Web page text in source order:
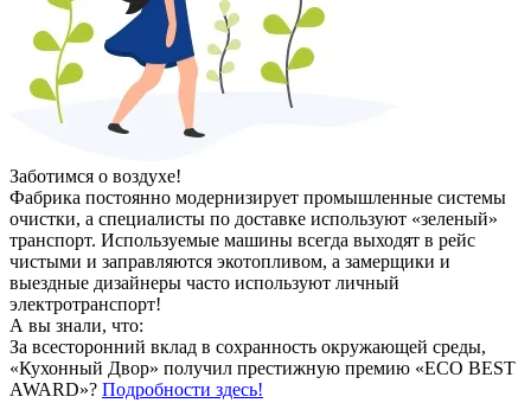
Заботимся о воздухе!
Фабрика постоянно модернизирует промышленные системы
очистки, а специалисты по доставке используют «зеленый»
транспорт. Используемые машины всегда выходят в рейс
чистыми и заправляются экотопливом, а замерщики и
выездные дизайнеры часто используют личный
электротранспорт!
А вы знали, что:
За всесторонний вклад в сохранность окружающей среды,
«Кухонный Двор» получил престижную премию «ECO BEST
AWARD»? Подробности здесь!